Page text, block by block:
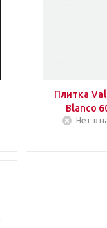
Плитка
Blanco
Нет в